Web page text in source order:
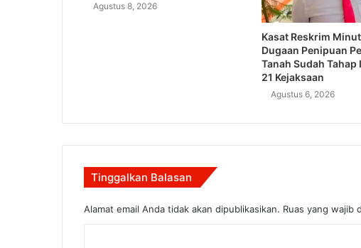
Agustus 8, 2026
Kasat Reskrim
Dugaan Penipuan
Tanah Sudah Tahap
21 Kejaksaan
Agustus 6, 2026
Tinggalkan Balasan
Alamat email Anda tidak akan dipublikasikan. Ruas yang wajib